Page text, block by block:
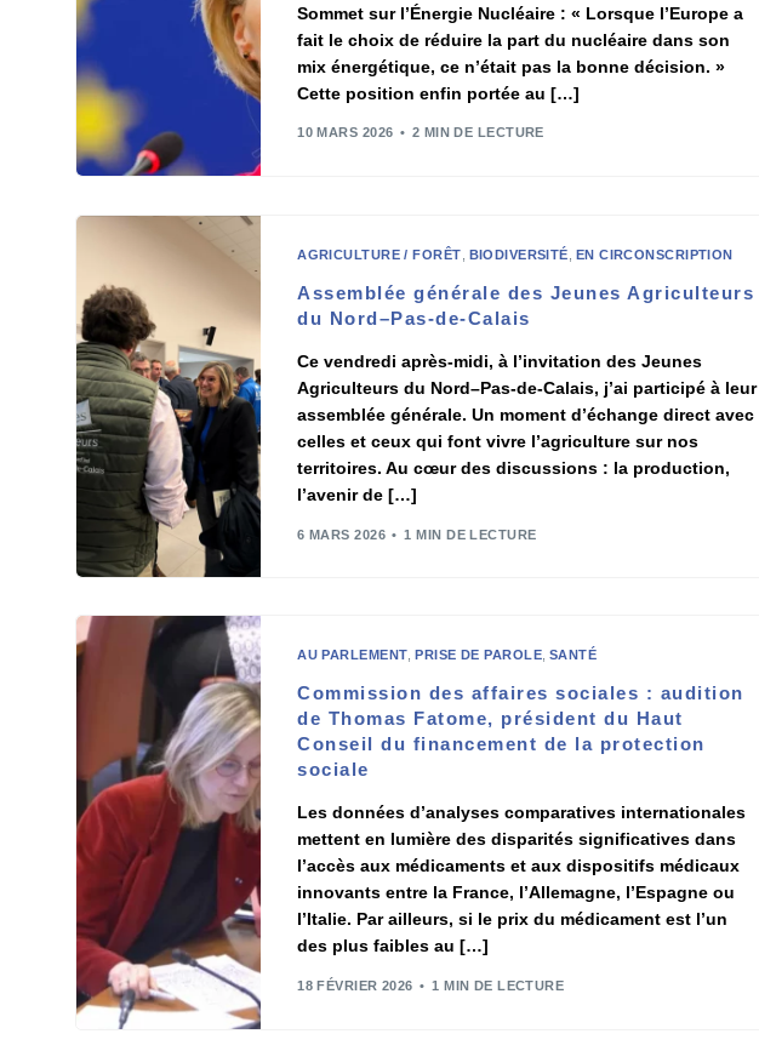
Sommet sur l’Énergie Nucléaire : « Lorsque l’Europe a
fait le choix de réduire la part du nucléaire dans son
mix énergétique, ce n’était pas la bonne décision. »
Cette position enfin portée au […]
10 MARS 2026 2 MIN DE LECTURE
AGRICULTURE / FORÊT BIODIVERSITÉ EN CIRCONSCRIPTION
Assemblée générale des Jeunes Agriculteurs
du Nord–Pas-de-Calais
Ce vendredi après-midi, à l’invitation des Jeunes
Agriculteurs du Nord–Pas-de-Calais, j’ai participé à leur
assemblée générale. Un moment d’échange direct avec
celles et ceux qui font vivre l’agriculture sur nos
territoires. Au cœur des discussions : la production,
l’avenir de […]
6 MARS 2026 1 MIN DE LECTURE
AU PARLEMENT ,PRISE DE PAROLE ,SANTÉ
Commission des affaires sociales : audition
de Thomas Fatome, président du Haut
Conseil du financement de la protection
sociale
Les données d’analyses comparatives internationales
mettent en lumière des disparités significatives dans
l’accès aux médicaments et aux dispositifs médicaux
innovants entre la France, l’Allemagne, l’Espagne ou
l’Italie. Par ailleurs, si le prix du médicament est l’un
des plus faibles au […]
18 FÉVRIER 2026 1 MIN DE LECTURE